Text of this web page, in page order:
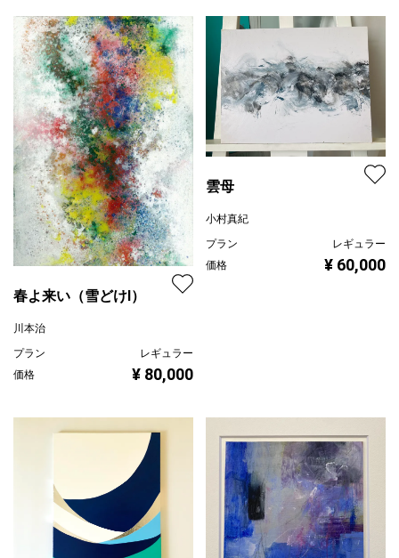
春よ来い（雪どけⅠ）
川本治
プラン
レギュラー
価格
¥ 80,000
雲母
小村真紀
プラン
レギュラー
価格
¥ 60,000